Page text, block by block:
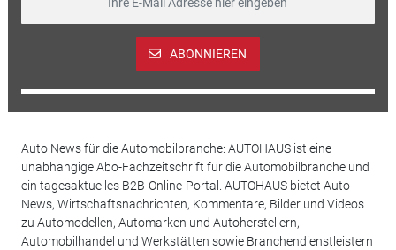
ABONNIEREN
Auto News für die Automobilbranche: AUTOHAUS ist eine
unabhängige Abo-Fachzeitschrift für die Automobilbranche und
ein tagesaktuelles B2B-Online-Portal. AUTOHAUS bietet Auto
News, Wirtschaftsnachrichten, Kommentare, Bilder und Videos
zu Automodellen, Automarken und Autoherstellern,
Automobilhandel und Werkstätten sowie Branchendienstleistern